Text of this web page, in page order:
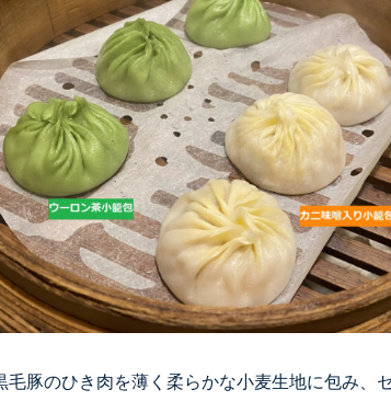
豚のひき肉を薄く柔らかな小麦生地に包み、